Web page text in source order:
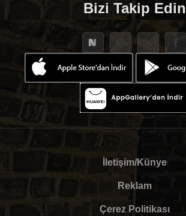
Bizi Takip Edin
İletişim/Künye
Reklam
Çerez Politikası